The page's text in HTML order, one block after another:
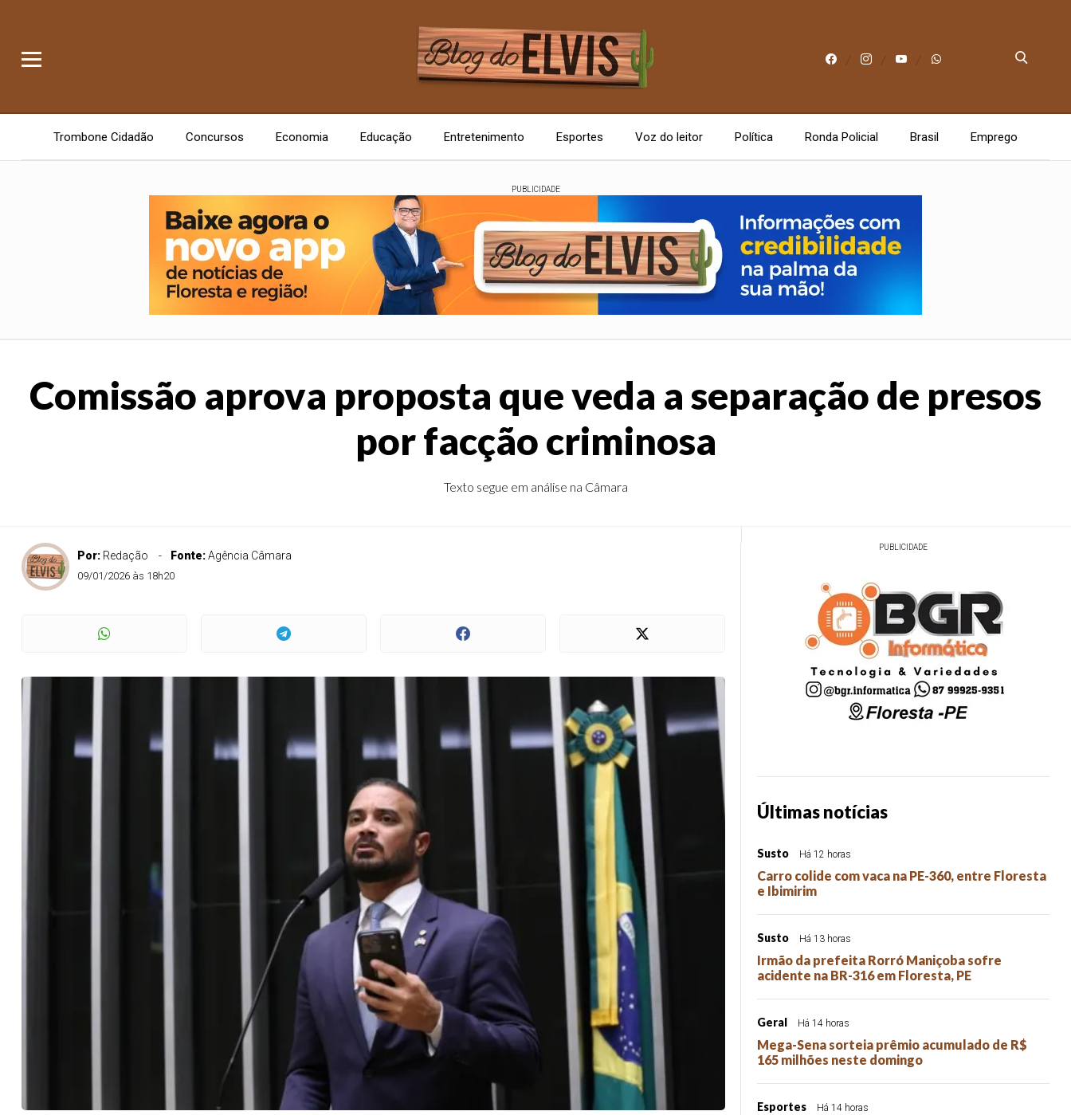
Trombone Cidadão Concursos Economia Educação Entretenimento Esportes Voz do leitor Política Ronda Policial Brasil Emprego
PUBLICIDADE
Comissão aprova proposta que veda a separação de presos
por facção criminosa
Texto segue em análise na Câmara
Por: Redação Fonte:Agência Câmara
09/01/2026 às 18h20
PUBLICIDADE
Últimas notícias
Susto Há 12 horas
Carro colide com vaca na PE-360, entre Floresta
e Ibimirim
Susto Há 13 horas
Irmão da prefeita Rorró Maniçoba sofre
acidente na BR-316 em Floresta, PE
Geral Há 14 horas
Mega-Sena sorteia prêmio acumulado de R$
165 milhões neste domingo
Esportes Há 14 horas